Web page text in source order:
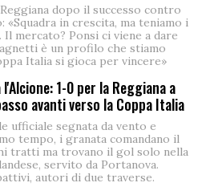
dopo il successo contro
«Squadra in crescita, ma teniamo i
mercato? Ponsi ci viene a dare
è un profilo che stiamo
Italia si gioca per vincere»
1-0 per la Reggiana a
avanti verso la Coppa Italia
ufficiale segnata da vento e
tempo, i granata comandano il
tratti ma trovano il gol solo nella
servito da Portanova.
autori di due traverse.